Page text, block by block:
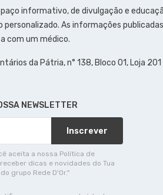
informativo, de divulgação e
As informações
com um médico.
da Pátria, n° 138, Bloco 01, Loja
NEWSLETTER
Inscrever
aceita a nossa Política de
dicas e novidades do Tua
grupo Rede D'Or."